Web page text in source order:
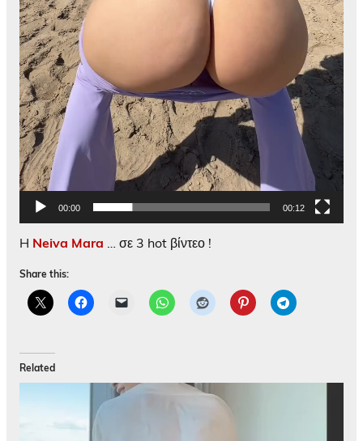
00:00 00:12
H Neiva Mara … σε 3 hot βίντεο !
Share this:
Related